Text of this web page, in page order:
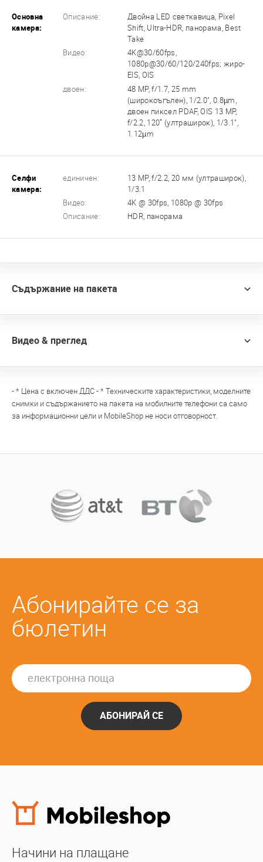
Основна
камера:
Описание:
Двойна LED светкавица, Pixel
Shift, Ultra-HDR, панорама, Best
Take
Видео:
4K@30/60fps,
1080p@30/60/120/240fps; жиро-
EIS, OIS
двоен:
48 MP, f/1.7, 25 mm
(широкоъгълен), 1/2.0", 0.8µm,
двоен пиксел PDAF, OIS 13 MP,
f/2.2, 120˚ (ултраширок), 1/3.1",
1.12µm
Селфи
камера:
единичен:
13 MP, f/2.2, 20 мм (ултраширок),
1/3.1
Видео:
4K @ 30fps, 1080p @ 30fps
Описание:
HDR, панорама
Съдържание на пакета
Видео & преглед
- * Цена с включен ДДС - * Техническите характеристики, моделните
снимки и съдържанието на пакета на мобилните телефони са само
за информационни цели и MobileShop не носи отговорност.
Абонирайте се за
бюлетин
АБОНИРАЙ СЕ
Начини на плащане